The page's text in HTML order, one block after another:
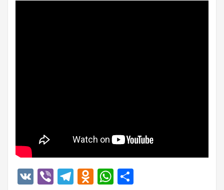
VK ViberTelegram
Odnoklassniki
WhatsApp